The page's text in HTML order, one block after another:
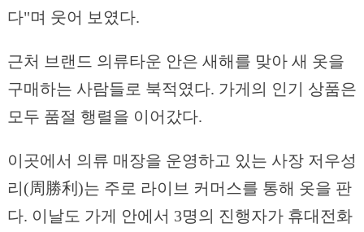
다"며 웃어 보였다.
근처 브랜드 의류타운 안은 새해를 맞아 새 옷을
구매하는 사람들로 북적였다. 가게의 인기 상품은
모두 품절 행렬을 이어갔다.
이곳에서 의류 매장을 운영하고 있는 사장 저우성
리(周勝利)는 주로 라이브 커머스를 통해 옷을 판
다. 이날도 가게 안에서 3명의 진행자가 휴대전화